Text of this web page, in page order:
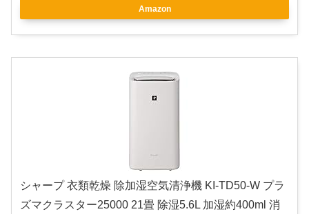
Amazon
シャープ 衣類乾燥 除加湿空気清浄機 KI-TD50-W プラ
ズマクラスター25000 21畳 除湿5.6L 加湿約400ml 消